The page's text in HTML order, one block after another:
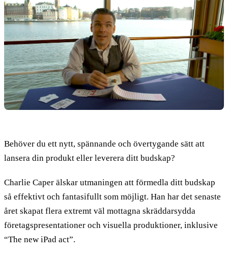
Behöver du ett nytt, spännande och övertygande sätt att
lansera din produkt eller leverera ditt budskap?
Charlie Caper älskar utmaningen att förmedla ditt budskap
så effektivt och fantasifullt som möjligt. Han har det senaste
året skapat flera extremt väl mottagna skräddarsydda
företagspresentationer och visuella produktioner, inklusive
“The new iPad act”.